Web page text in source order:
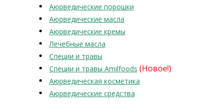
Аюрведические порошки
Аюрведические масла
Аюрведические кремы
Лечебные масла
Специи и травы
Специи и травы Amilfoods (Новое!)
Аюрведическая косметика
Аюрведические средства